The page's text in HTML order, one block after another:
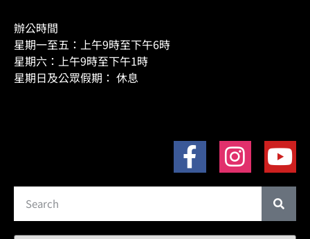
辦公時間
星期一至五：上午9時至下午6時
星期六：上午9時至下午1時
星期日及公眾假期： 休息